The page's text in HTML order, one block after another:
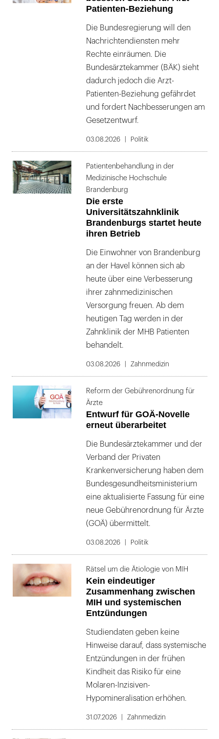
Patienten-Beziehung
Die Bundesregierung will den
Nachrichtendiensten mehr
Rechte einräumen. Die
Bundesärztekammer (BÄK) sieht
dadurch jedoch die Arzt-
Patienten-Beziehung gefährdet
und fordert Nachbesserungen am
Gesetzentwurf.
03.08.2026 Politik
Patientenbehandlung in der
Medizinische Hochschule
Brandenburg
Die erste
Universitätszahnklinik
Brandenburgs startet heute
ihren Betrieb
Die Einwohner von Brandenburg
an der Havel können sich ab
heute über eine Verbesserung
ihrer zahnmedizinischen
Versorgung freuen. Ab dem
heutigen Tag werden in der
Zahnklinik der MHB Patienten
behandelt.
03.08.2026 Zahnmedizin
Reform der Gebührenordnung für
Ärzte
Entwurf für GOÄ-Novelle
erneut überarbeitet
Die Bundesärztekammer und der
Verband der Privaten
Krankenversicherung haben dem
Bundesgesundheitsministerium
eine aktualisierte Fassung für eine
neue Gebührenordnung für Ärzte
(GOÄ) übermittelt.
03.08.2026 Politik
Rätsel um die Ätiologie von MIH
Kein eindeutiger
Zusammenhang zwischen
MIH und systemischen
Entzündungen
Studiendaten geben keine
Hinweise darauf, dass systemische
Entzündungen in der frühen
Kindheit das Risiko für eine
Molaren-Inzisiven-
Hypomineralisation erhöhen.
31.07.2026 Zahnmedizin